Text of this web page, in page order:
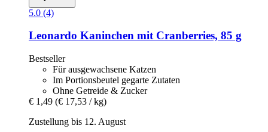
5.0 (4)
Leonardo Kaninchen mit Cranberries, 85 g
Bestseller
Für ausgewachsene Katzen
Im Portionsbeutel gegarte Zutaten
Ohne Getreide & Zucker
€ 1,49 (€ 17,53 / kg)
Zustellung bis 12. August